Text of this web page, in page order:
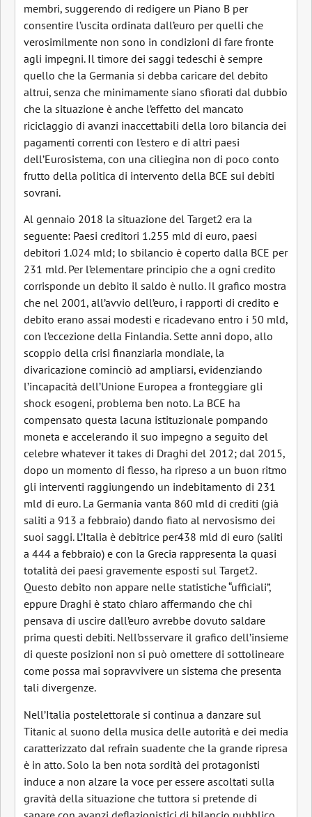
membri, suggerendo di redigere un Piano B per
consentire l’uscita ordinata dall’euro per quelli che
verosimilmente non sono in condizioni di fare fronte
agli impegni. Il timore dei saggi tedeschi è sempre
quello che la Germania si debba caricare del debito
altrui, senza che minimamente siano sfiorati dal dubbio
che la situazione è anche l’effetto del mancato
riciclaggio di avanzi inaccettabili della loro bilancia dei
pagamenti correnti con l’estero e di altri paesi
dell’Eurosistema, con una ciliegina non di poco conto
frutto della politica di intervento della BCE sui debiti
sovrani.
Al gennaio 2018 la situazione del Target2 era la
seguente: Paesi creditori 1.255 mld di euro, paesi
debitori 1.024 mld; lo sbilancio è coperto dalla BCE per
231 mld. Per l’elementare principio che a ogni credito
corrisponde un debito il saldo è nullo. Il grafico mostra
che nel 2001, all’avvio dell’euro, i rapporti di credito e
debito erano assai modesti e ricadevano entro i 50 mld,
con l’eccezione della Finlandia. Sette anni dopo, allo
scoppio della crisi finanziaria mondiale, la
divaricazione cominciò ad ampliarsi, evidenziando
l’incapacità dell’Unione Europea a fronteggiare gli
shock esogeni, problema ben noto. La BCE ha
compensato questa lacuna istituzionale pompando
moneta e accelerando il suo impegno a seguito del
celebre whatever it takes di Draghi del 2012; dal 2015,
dopo un momento di flesso, ha ripreso a un buon ritmo
gli interventi raggiungendo un indebitamento di 231
mld di euro. La Germania vanta 860 mld di crediti (già
saliti a 913 a febbraio) dando fiato al nervosismo dei
suoi saggi. L’Italia è debitrice per438 mld di euro (saliti
a 444 a febbraio) e con la Grecia rappresenta la quasi
totalità dei paesi gravemente esposti sul Target2.
Questo debito non appare nelle statistiche “ufficiali”,
eppure Draghi è stato chiaro affermando che chi
pensava di uscire dall’euro avrebbe dovuto saldare
prima questi debiti. Nell’osservare il grafico dell’insieme
di queste posizioni non si può omettere di sottolineare
come possa mai sopravvivere un sistema che presenta
tali divergenze.
Nell’Italia postelettorale si continua a danzare sul
Titanic al suono della musica delle autorità e dei media
caratterizzato dal refrain suadente che la grande ripresa
è in atto. Solo la ben nota sordità dei protagonisti
induce a non alzare la voce per essere ascoltati sulla
gravità della situazione che tuttora si pretende di